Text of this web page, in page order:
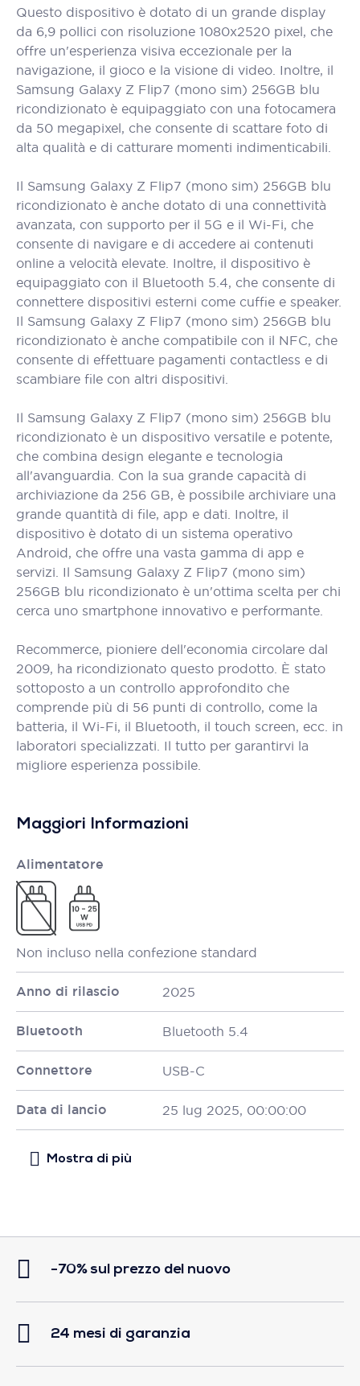
Questo dispositivo è dotato di un grande display
da 6,9 pollici con risoluzione 1080x2520 pixel, che
offre un'esperienza visiva eccezionale per la
navigazione, il gioco e la visione di video. Inoltre, il
Samsung Galaxy Z Flip7 (mono sim) 256GB blu
ricondizionato è equipaggiato con una fotocamera
da 50 megapixel, che consente di scattare foto di
alta qualità e di catturare momenti indimenticabili.
Il Samsung Galaxy Z Flip7 (mono sim) 256GB blu
ricondizionato è anche dotato di una connettività
avanzata, con supporto per il 5G e il Wi-Fi, che
consente di navigare e di accedere ai contenuti
online a velocità elevate. Inoltre, il dispositivo è
equipaggiato con il Bluetooth 5.4, che consente di
connettere dispositivi esterni come cuffie e speaker.
Il Samsung Galaxy Z Flip7 (mono sim) 256GB blu
ricondizionato è anche compatibile con il NFC, che
consente di effettuare pagamenti contactless e di
scambiare file con altri dispositivi.
Il Samsung Galaxy Z Flip7 (mono sim) 256GB blu
ricondizionato è un dispositivo versatile e potente,
che combina design elegante e tecnologia
all'avanguardia. Con la sua grande capacità di
archiviazione da 256 GB, è possibile archiviare una
grande quantità di file, app e dati. Inoltre, il
dispositivo è dotato di un sistema operativo
Android, che offre una vasta gamma di app e
servizi. Il Samsung Galaxy Z Flip7 (mono sim)
256GB blu ricondizionato è un'ottima scelta per chi
cerca uno smartphone innovativo e performante.
Recommerce, pioniere dell'economia circolare dal
2009, ha ricondizionato questo prodotto. È stato
sottoposto a un controllo approfondito che
comprende più di 56 punti di controllo, come la
batteria, il Wi-Fi, il Bluetooth, il touch screen, ecc. in
laboratori specializzati. Il tutto per garantirvi la
migliore esperienza possibile.
Maggiori Informazioni
Alimentatore
Non incluso nella confezione standard
Anno di rilascio 2025
Bluetooth Bluetooth 5.4
Connettore USB-C
Data di lancio 25 lug 2025, 00:00:00
-70% sul prezzo del nuovo
24 mesi di garanzia